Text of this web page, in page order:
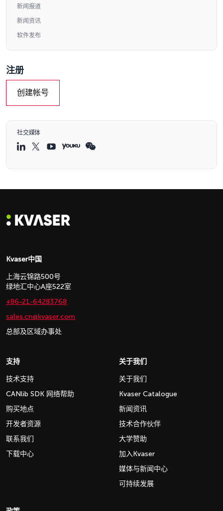
新闻报道
新闻资讯
软件发布
注册
创建帐号
社交媒体
Kvaser中国
上海云锦路500号
绿地汇中心A座522室
+86-21-64283768
sales.cn@kvaser.com
总部及区域办事处
支持
技术支持
CANlib SDK 网络帮助
购买地点
开发者资源
联系我们
下载中心
关于我们
关于我们
Kvaser Catalogue
新闻资讯
技术合作伙伴
大学赞助
加入Kvaser
媒体与新闻中心
可持续发展